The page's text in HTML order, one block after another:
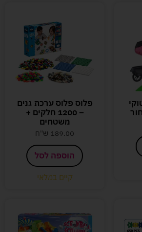
פלוס פלוס ערכת גנים
– 1200 חלקים +
משטחים
189.00 ש"ח
הוספה לסל
קיים במלאי